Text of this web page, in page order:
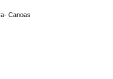
Canoas